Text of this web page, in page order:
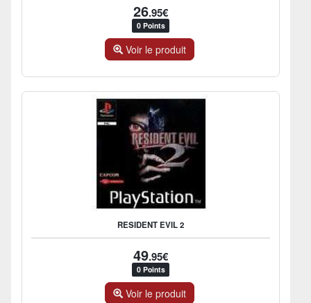
26.95€
0 Points
Voir le produit
RESIDENT EVIL 2
49.95€
0 Points
Voir le produit